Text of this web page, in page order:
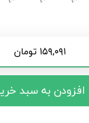
۱۵۹,۰۹۱ تومان
افزودن به سبد خرید